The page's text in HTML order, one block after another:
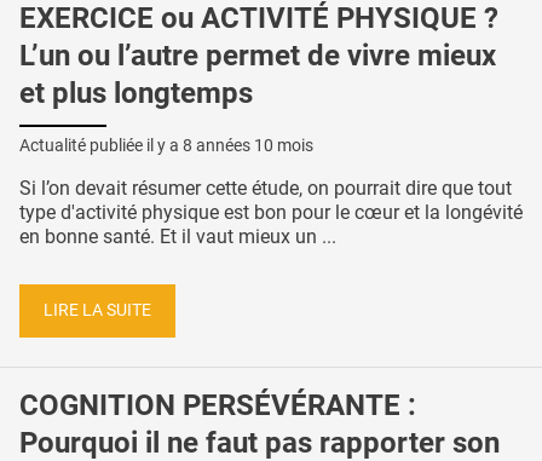
EXERCICE ou ACTIVITÉ PHYSIQUE ?
L’un ou l’autre permet de vivre mieux
et plus longtemps
Actualité publiée il y a 8 années 10 mois
Si l’on devait résumer cette étude, on pourrait dire que tout
type d'activité physique est bon pour le cœur et la longévité
en bonne santé. Et il vaut mieux un ...
LIRE LA SUITE
COGNITION PERSÉVÉRANTE :
Pourquoi il ne faut pas rapporter son